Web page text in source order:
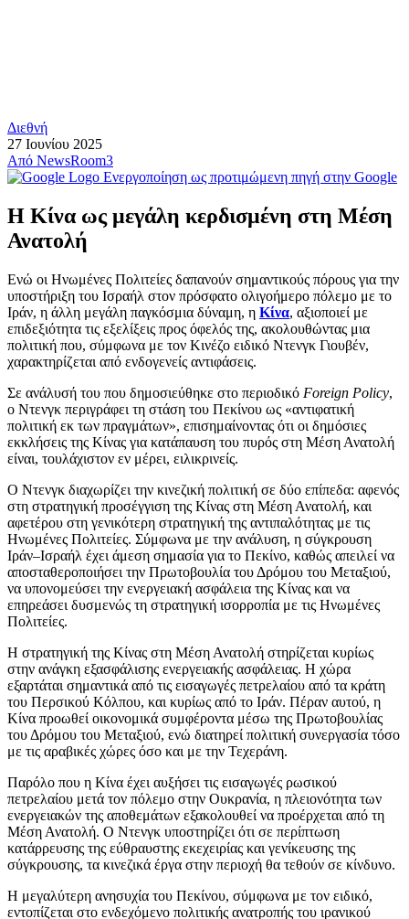
Διεθνή
27 Ιουνίου 2025
Από NewsRoom3
Ενεργοποίηση ως προτιμώμενη πηγή στην Google
Η Κίνα ως μεγάλη κερδισμένη στη Μέση
Ανατολή
Ενώ οι Ηνωμένες Πολιτείες δαπανούν σημαντικούς πόρους για την
υποστήριξη του Ισραήλ στον πρόσφατο ολιγοήμερο πόλεμο με το
Ιράν, η άλλη μεγάλη παγκόσμια δύναμη, η Κίνα, αξιοποιεί με
επιδεξιότητα τις εξελίξεις προς όφελός της, ακολουθώντας μια
πολιτική που, σύμφωνα με τον Κινέζο ειδικό Ντενγκ Γιουβέν,
χαρακτηρίζεται από ενδογενείς αντιφάσεις.
Σε ανάλυσή του που δημοσιεύθηκε στο περιοδικό Foreign Policy,
ο Ντενγκ περιγράφει τη στάση του Πεκίνου ως «αντιφατική
πολιτική εκ των πραγμάτων», επισημαίνοντας ότι οι δημόσιες
εκκλήσεις της Κίνας για κατάπαυση του πυρός στη Μέση Ανατολή
είναι, τουλάχιστον εν μέρει, ειλικρινείς.
Ο Ντενγκ διαχωρίζει την κινεζική πολιτική σε δύο επίπεδα: αφενός
στη στρατηγική προσέγγιση της Κίνας στη Μέση Ανατολή, και
αφετέρου στη γενικότερη στρατηγική της αντιπαλότητας με τις
Ηνωμένες Πολιτείες. Σύμφωνα με την ανάλυση, η σύγκρουση
Ιράν–Ισραήλ έχει άμεση σημασία για το Πεκίνο, καθώς απειλεί να
αποσταθεροποιήσει την Πρωτοβουλία του Δρόμου του Μεταξιού,
να υπονομεύσει την ενεργειακή ασφάλεια της Κίνας και να
επηρεάσει δυσμενώς τη στρατηγική ισορροπία με τις Ηνωμένες
Πολιτείες.
Η στρατηγική της Κίνας στη Μέση Ανατολή στηρίζεται κυρίως
στην ανάγκη εξασφάλισης ενεργειακής ασφάλειας. Η χώρα
εξαρτάται σημαντικά από τις εισαγωγές πετρελαίου από τα κράτη
του Περσικού Κόλπου, και κυρίως από το Ιράν. Πέραν αυτού, η
Κίνα προωθεί οικονομικά συμφέροντα μέσω της Πρωτοβουλίας
του Δρόμου του Μεταξιού, ενώ διατηρεί πολιτική συνεργασία τόσο
με τις αραβικές χώρες όσο και με την Τεχεράνη.
Παρόλο που η Κίνα έχει αυξήσει τις εισαγωγές ρωσικού
πετρελαίου μετά τον πόλεμο στην Ουκρανία, η πλειονότητα των
ενεργειακών της αποθεμάτων εξακολουθεί να προέρχεται από τη
Μέση Ανατολή. Ο Ντενγκ υποστηρίζει ότι σε περίπτωση
κατάρρευσης της εύθραυστης εκεχειρίας και γενίκευσης της
σύγκρουσης, τα κινεζικά έργα στην περιοχή θα τεθούν σε κίνδυνο.
Η μεγαλύτερη ανησυχία του Πεκίνου, σύμφωνα με τον ειδικό,
εντοπίζεται στο ενδεχόμενο πολιτικής ανατροπής του ιρανικού